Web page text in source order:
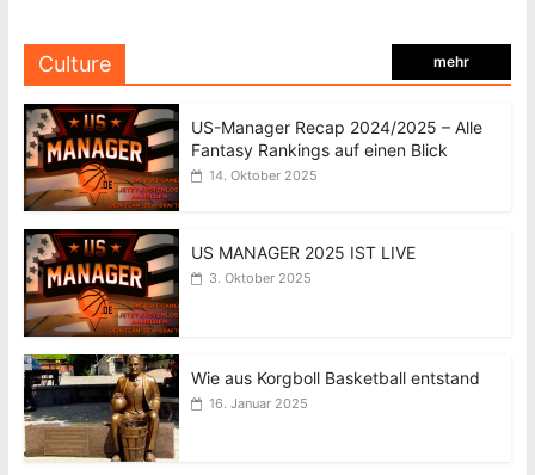
Culture mehr
US-Manager Recap 2024/2025 – Alle
Fantasy Rankings auf einen Blick
14. Oktober 2025
US MANAGER 2025 IST LIVE
3. Oktober 2025
Wie aus Korgboll Basketball entstand
16. Januar 2025